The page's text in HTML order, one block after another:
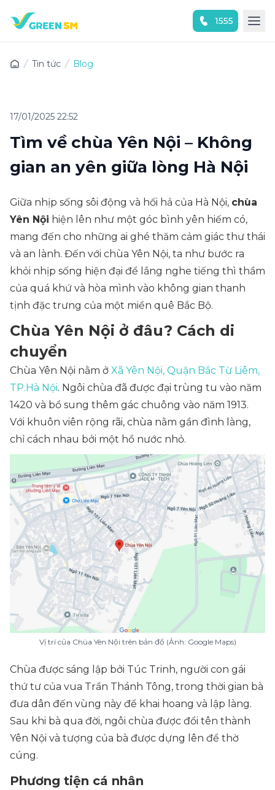
1555
Tin tức Blog
17/01/2025 22:52
Tìm về chùa Yên Nội – Không
gian an yên giữa lòng Hà Nội
Giữa nhịp sống sôi động và hối hả của Hà Nội, chùa
Yên Nội hiện lên như một góc bình yên hiếm có,
mang đến cho những ai ghé thăm cảm giác thư thái
và an lành. Đến với chùa Yên Nội, ta như bước ra
khỏi nhịp sống hiện đại để lắng nghe tiếng thì thầm
của quá khứ và hòa mình vào không gian thanh
tịnh đặc trưng của một miền quê Bắc Bộ.
Chùa Yên Nội ở đâu? Cách di
chuyển
Chùa Yên Nội nằm ở Xã Yên Nội, Quận Bắc Từ Liêm,
TP.Hà Nội. Ngôi chùa đã được đại trùng tu vào năm
1420 và bổ sung thêm gác chuông vào năm 1913.
Với khuôn viên rộng rãi, chùa nằm gần đình làng,
chỉ cách nhau bởi một hồ nước nhỏ.
Vị trí của Chùa Yên Nội trên bản đồ (Ảnh: Google Maps)
Chùa được sáng lập bởi Túc Trinh, người con gái
thứ tư của vua Trần Thánh Tông, trong thời gian bà
đưa dân đến vùng này để khai hoang và lập làng.
Sau khi bà qua đời, ngôi chùa được đổi tên thành
Yên Nội và tượng của bà được dựng lên để thờ
cúng.
Phương tiện cá nhân